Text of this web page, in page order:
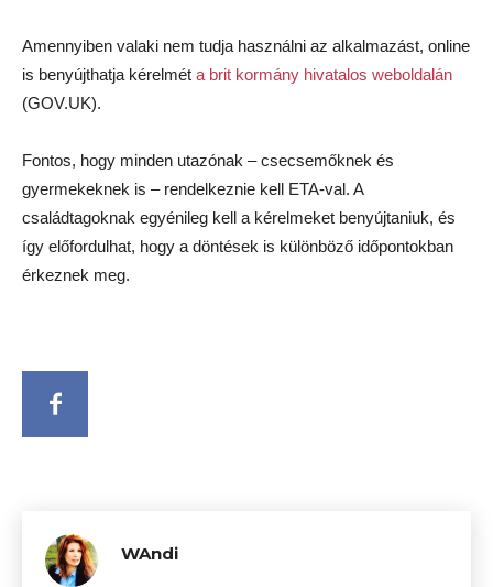
Amennyiben valaki nem tudja használni az alkalmazást, online
is benyújthatja kérelmét a brit kormány hivatalos weboldalán
(GOV.UK).
Fontos, hogy minden utazónak – csecsemőknek és
gyermekeknek is – rendelkeznie kell ETA-val. A
családtagoknak egyénileg kell a kérelmeket benyújtaniuk, és
így előfordulhat, hogy a döntések is különböző időpontokban
érkeznek meg.
WAndi